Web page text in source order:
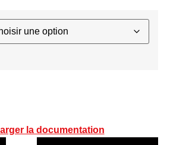
la documentation